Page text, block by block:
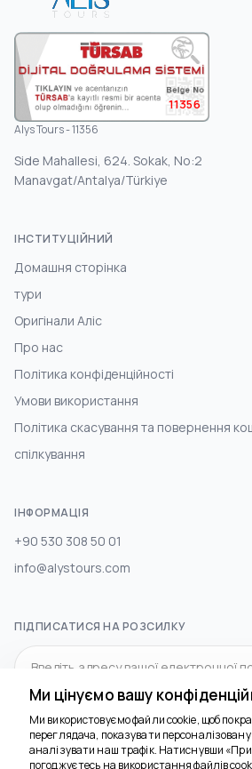
11356
Alys Tours - 11356
Side Mahallesi, 624. Sokak, No:2
Manavgat/Antalya/Türkiye
ІНСТИТУЦІЙНИЙ
Домашня сторінка
тури
Оригінали Аліс
Про нас
Політика конфіденційності
Умови використання
Політика скасування та повернення
спілкування
ІНФОРМАЦІЯ
+90 530 308 50 01
info@alystours.com
ПІДПИСАТИСЯ НА РОЗСИЛКУ
СОЦ.МЕДІА
Ми цінуємо вашу
Ми використовуємо файли cookie, щоб
переглядача, показувати персоналізовану
аналізувати наш трафік. Натиснувши
погоджуєтесь на використання файлів